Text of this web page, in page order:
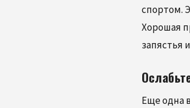
спортом.
Хорошая
запястья
Еще одна